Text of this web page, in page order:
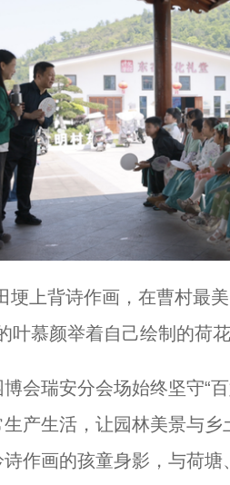
上背诗作画，在曹村最美
叶慕颜举着自己绘制的荷
瑞安分会场始终坚守“百
产生活，让园林美景与
作画的孩童身影，与荷